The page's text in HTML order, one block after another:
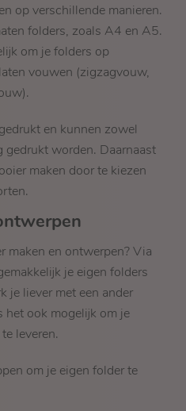
op verschillende manieren.
folders, zoals A4 en A5.
om je folders op
vouwen (zigzagvouw,
en kunnen zowel
worden. Daarnaast
maken door te kiezen
maken en ontwerpen? Via
je eigen folders
je liever met een ander
het ook mogelijk om je
leveren.
om je eigen folder te